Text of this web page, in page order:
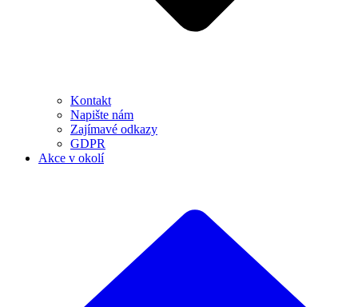
Kontakt
Napište nám
Zajímavé odkazy
GDPR
Akce v okolí